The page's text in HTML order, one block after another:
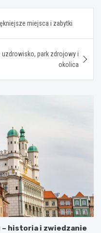
miejsca i zabytki
park zdrojowy i
okolica
– historia i zwiedzanie